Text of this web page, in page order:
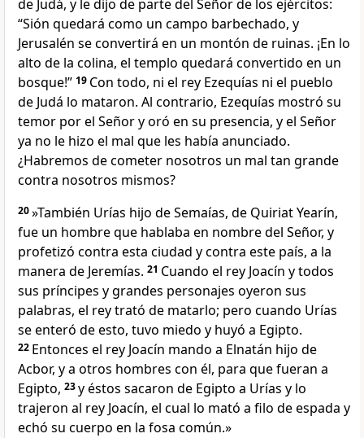
de Judá, y le dijo de parte del Señor de los ejércitos:
“Sión quedará como un campo barbechado, y
Jerusalén se convertirá en un montón de ruinas. ¡En lo
alto de la colina, el templo quedará convertido en un
bosque!” 19 Con todo, ni el rey Ezequías ni el pueblo
de Judá lo mataron. Al contrario, Ezequías mostró su
temor por el Señor y oró en su presencia, y el Señor
ya no le hizo el mal que les había anunciado.
¿Habremos de cometer nosotros un mal tan grande
contra nosotros mismos?
20»También Urías hijo de Semaías, de Quiriat Yearín,
fue un hombre que hablaba en nombre del Señor, y
profetizó contra esta ciudad y contra este país, a la
manera de Jeremías. 21 Cuando el rey Joacín y todos
sus príncipes y grandes personajes oyeron sus
palabras, el rey trató de matarlo; pero cuando Urías
se enteró de esto, tuvo miedo y huyó a Egipto.
22 Entonces el rey Joacín mando a Elnatán hijo de
Acbor, y a otros hombres con él, para que fueran a
Egipto, 23y éstos sacaron de Egipto a Urías y lo
trajeron al rey Joacín, el cual lo mató a filo de espada y
echó su cuerpo en la fosa común.»